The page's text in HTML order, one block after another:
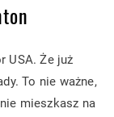
USA. Że już
To nie ważne,
mieszkasz na